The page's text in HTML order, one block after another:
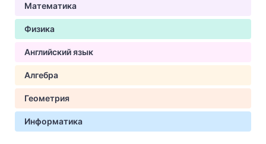
Математика
Физика
Английский язык
Алгебра
Геометрия
Информатика